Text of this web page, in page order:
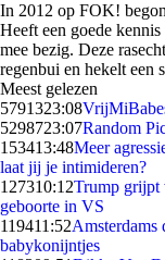
In 2012 op FOK!
Heeft een goede
mee bezig. Deze
regenbui en hekelt een
Meest gelezen
5791323:08
5298723:07Random
153413:48Meer
laat jij je intimideren?
127310:12Trump grijpt
geboorte in VS
119411:52Amsterdams
babykonijntjes